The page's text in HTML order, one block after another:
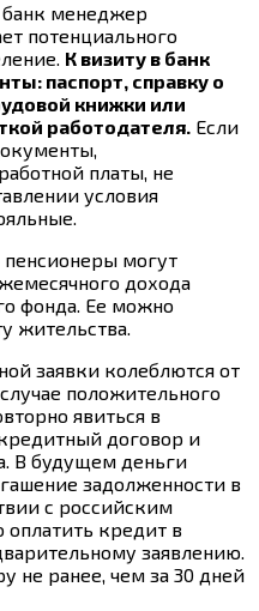
банк менеджер
потенциального
К визиту в банк
паспорт, справку о
книжки или
работодателя. Если
платы, не
условия
пенсионеры могут
дохода
фонда. Ее можно
жительства.
заявки колеблются от
положительного
явиться в
договор и
В будущем деньги
задолженности в
с российским
оплатить кредит в
заявлению.
не ранее, чем за 30 дней